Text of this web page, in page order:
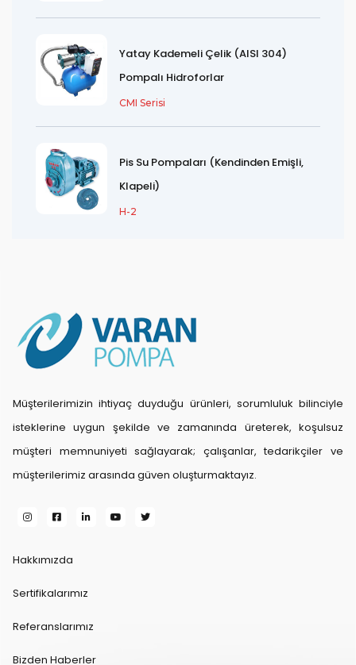
Yatay Kademeli Çelik (AISI 304)
Pompalı Hidroforlar
CMI Serisi
Pis Su Pompaları (Kendinden Emişli,
Klapeli)
H-2
Müşterilerimizin ihtiyaç duyduğu ürünleri, sorumluluk bilinciyle
isteklerine uygun şekilde ve zamanında üreterek, koşulsuz
müşteri memnuniyeti sağlayarak; çalışanlar, tedarikçiler ve
müşterilerimiz arasında güven oluşturmaktayız.
Hakkımızda
Sertifikalarımız
Referanslarımız
Bizden Haberler